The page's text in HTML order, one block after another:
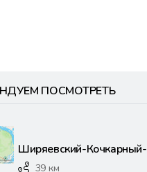
ПОСМОТРЕТЬ
Ширяевский-
39 км